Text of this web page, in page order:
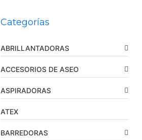
Categorías
ABRILLANTADORAS
ACCESORIOS DE ASEO
ASPIRADORAS
ATEX
BARREDORAS